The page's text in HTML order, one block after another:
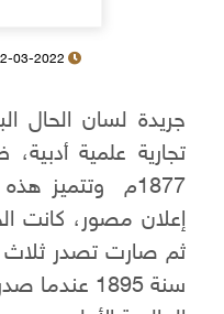
02-03-2022
جريدة لسان الحال
1877م وتتميز
إعلان مصور، كانت
ثم صارت تصدر ثلاث
سنة 1895